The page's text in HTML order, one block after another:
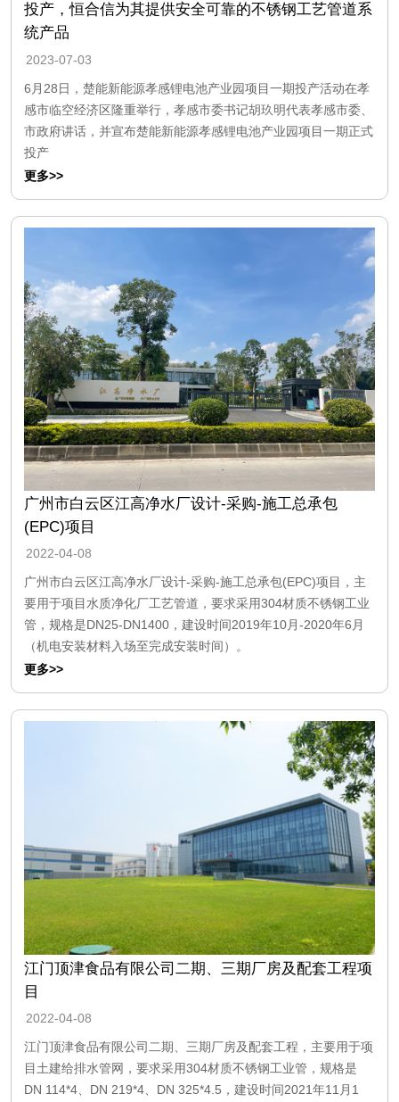
投产，恒合信为其提供安全可靠的不锈钢工艺管道系
统产品
2023-07-03
6月28日，楚能新能源孝感锂电池产业园项目一期投产活动在孝
感市临空经济区隆重举行，孝感市委书记胡玖明代表孝感市委、
市政府讲话，并宣布楚能新能源孝感锂电池产业园项目一期正式
投产
更多>>
广州市白云区江高净水厂设计-采购-施工总承包
(EPC)项目
2022-04-08
广州市白云区江高净水厂设计-采购-施工总承包(EPC)项目，主
要用于项目水质净化厂工艺管道，要求采用304材质不锈钢工业
管，规格是DN25-DN1400，建设时间2019年10月-2020年6月
（机电安装材料入场至完成安装时间）。
更多>>
江门顶津食品有限公司二期、三期厂房及配套工程项
目
2022-04-08
江门顶津食品有限公司二期、三期厂房及配套工程，主要用于项
目土建给排水管网，要求采用304材质不锈钢工业管，规格是
DN 114*4、DN 219*4、DN 325*4.5，建设时间2021年11月1